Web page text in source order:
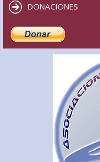
DONACIONES